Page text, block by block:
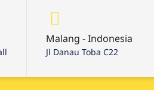
Malang - Indonesia
Jl Danau Toba C22